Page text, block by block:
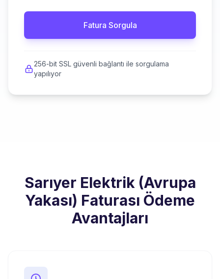
Fatura Sorgula
256-bit SSL güvenli bağlantı ile sorgulama
yapılıyor
Sarıyer Elektrik (Avrupa
Yakası) Faturası Ödeme
Avantajları